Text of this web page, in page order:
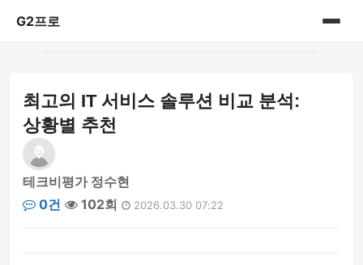
G2프로
IT리뷰
최고의 IT 서비스 솔루션 비교 분석:
상황별 추천
테크비평가 정수현
0건
102회 2026.03.30 07:22